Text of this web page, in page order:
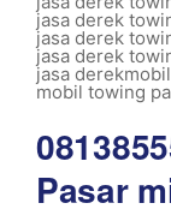
jasa derek
jasa derek
jasa derek
jasa
mobil towing
Pasar